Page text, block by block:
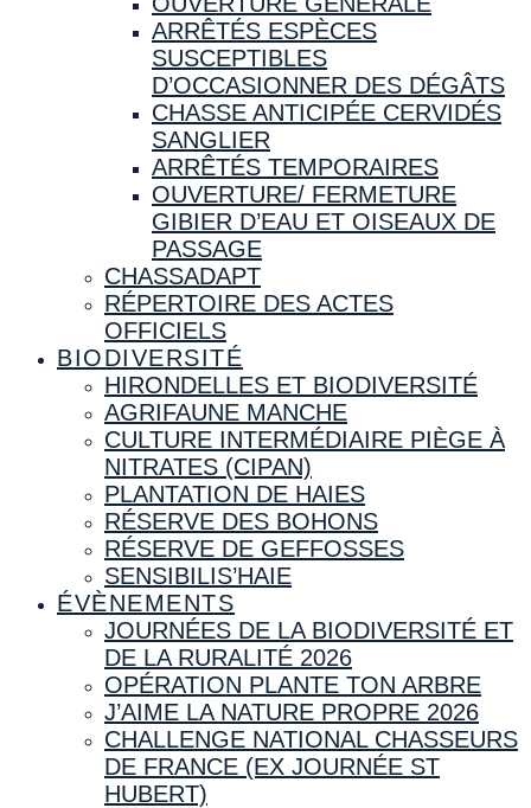
ARRÊTÉS ESPÈCES
SUSCEPTIBLES
D’OCCASIONNER DES DÉGÂTS
CHASSE ANTICIPÉE CERVIDÉS
SANGLIER
ARRÊTÉS TEMPORAIRES
OUVERTURE/ FERMETURE
GIBIER D’EAU ET OISEAUX DE
PASSAGE
CHASSADAPT
RÉPERTOIRE DES ACTES
OFFICIELS
BIODIVERSITÉ
HIRONDELLES ET BIODIVERSITÉ
AGRIFAUNE MANCHE
CULTURE INTERMÉDIAIRE PIÈGE À
NITRATES (CIPAN)
PLANTATION DE HAIES
RÉSERVE DES BOHONS
RÉSERVE DE GEFFOSSES
SENSIBILIS’HAIE
ÉVÈNEMENTS
JOURNÉES DE LA BIODIVERSITÉ ET
DE LA RURALITÉ 2026
OPÉRATION PLANTE TON ARBRE
J’AIME LA NATURE PROPRE 2026
CHALLENGE NATIONAL CHASSEURS
DE FRANCE (EX JOURNÉE ST
HUBERT)